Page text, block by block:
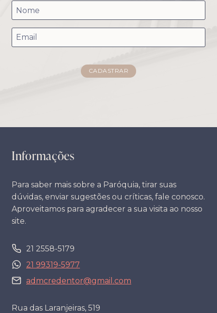
Informações
Para saber mais sobre a Paróquia, tirar suas
dúvidas, enviar sugestões ou críticas, fale conosco.
Aproveitamos para agradecer a sua visita ao nosso
site.
21 2558-5179
21 99319-5977
admcredentor@gmail.com
Rua das Laranjeiras, 519